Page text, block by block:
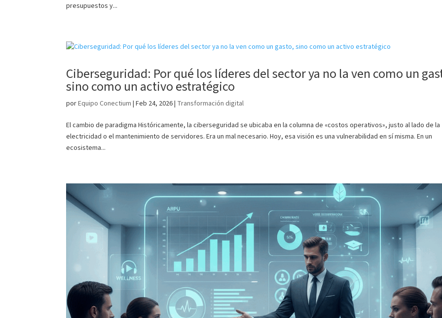
presupuestos y...
Ciberseguridad: Por qué los líderes del sector ya no la ven como un
sino como un activo estratégico
porEquipo Conectium |Feb 24, 2026| Transformación digital
El cambio de paradigma Históricamente, la ciberseguridad se ubicaba en la columna de «costos operativos», justo al lado de la
electricidad o el mantenimiento de servidores. Era un mal necesario. Hoy, esa visión es una vulnerabilidad en sí misma. En un
ecosistema...